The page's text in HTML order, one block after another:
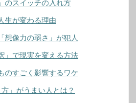
のスイッチの入れ方
生が変わる理由
想像力の弱さ」が犯人
」で現実を変える方法
のすごく影響するワケ
」がうまい人とは？